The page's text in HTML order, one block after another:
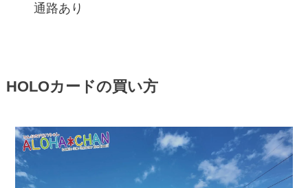
通路あり
HOLOカードの買い方